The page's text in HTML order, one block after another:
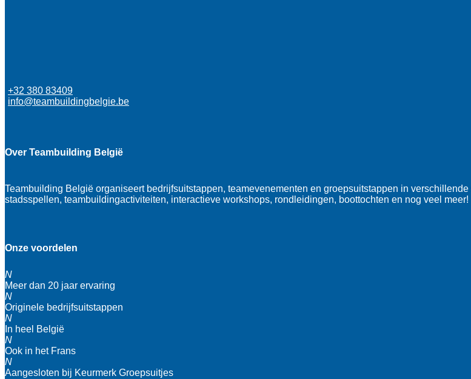
+32 380 83409
info@teambuildingbelgie.be
Over Teambuilding België
Teambuilding België organiseert bedrijfsuitstappen, teamevenementen en groepsuitstappen in
stadsspellen, teambuildingactiviteiten, interactieve workshops, rondleidingen, boottochten en nog veel meer!
Onze voordelen
N
Meer dan 20 jaar ervaring
N
Originele bedrijfsuitstappen
N
In heel België
N
Ook in het Frans
N
Aangesloten bij Keurmerk Groepsuitjes